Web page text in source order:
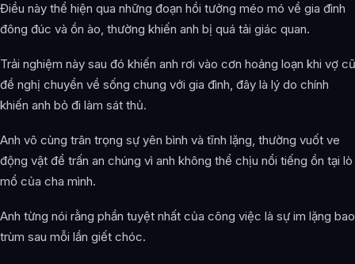
Điều này thể hiện qua những đoạn hồi tưởng méo mó về gia đình
đông đúc và ồn ào, thường khiến anh bị quá tải giác quan.
Trải nghiệm này sau đó khiến anh rơi vào cơn hoảng loạn khi vợ cũ
đề nghị chuyển về sống chung với gia đình, đây là lý do chính
khiến anh bỏ đi làm sát thủ.
Anh vô cùng trân trọng sự yên bình và tĩnh lặng, thường vuốt ve
động vật để trấn an chúng vì anh không thể chịu nổi tiếng ồn tại lò
mổ của cha mình.
Anh từng nói rằng phần tuyệt nhất của công việc là sự im lặng bao
trùm sau mỗi lần giết chóc.